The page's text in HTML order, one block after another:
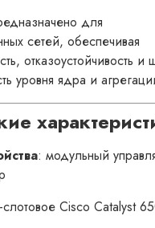
для
сетей, обеспечивая
отказоустойчивость и
уровня ядра и
: модульный
Cisco Catalyst